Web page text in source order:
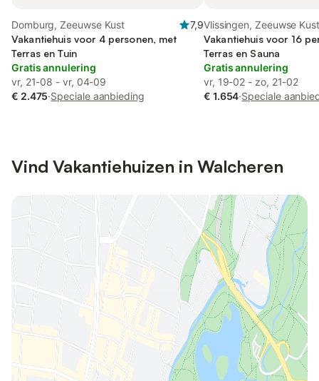
Domburg, Zeeuwse Kust
7,9
Vakantiehuis voor 4 personen, met
Terras en Tuin
Gratis annulering
vr, 21-08 - vr, 04-09
€ 2.475·Speciale aanbieding
Vlissingen, Zeeuwse Kust
Vakantiehuis voor 16
Terras en Sauna
Gratis annulering
vr, 19-02 - zo, 21-02
€ 1.654·Speciale
Vind Vakantiehuizen in Walcheren